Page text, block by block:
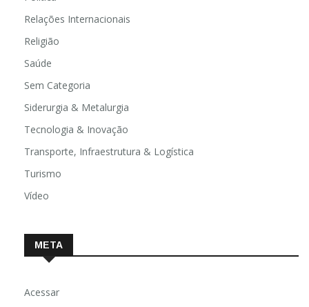
Relações Internacionais
Religião
Saúde
Sem Categoria
Siderurgia & Metalurgia
Tecnologia & Inovação
Transporte, Infraestrutura & Logística
Turismo
Vídeo
META
Acessar